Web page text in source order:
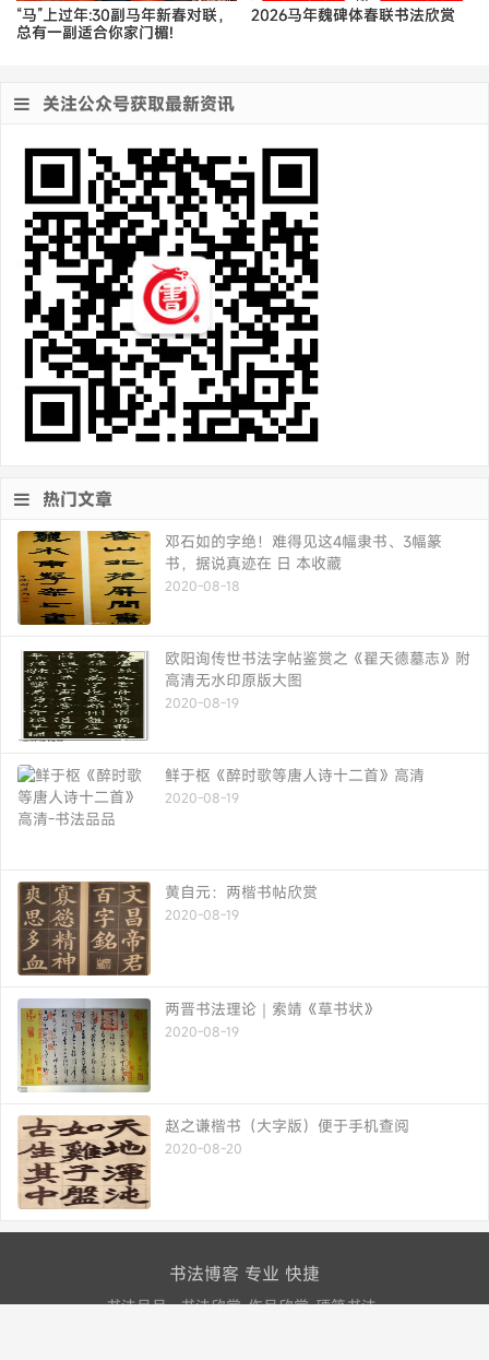
“马”上过年:30副马年新春对联，
总有一副适合你家门楣!
2026马年魏碑体春联书法欣赏
关注公众号获取最新资讯
热门文章
邓石如的字绝！难得见这4幅隶书、3幅篆
书，据说真迹在 日 本收藏
2020-08-18
欧阳询传世书法字帖鉴赏之《翟天德墓志》附
高清无水印原版大图
2020-08-19
鲜于枢《醉时歌等唐人诗十二首》高清
2020-08-19
黄自元：两楷书帖欣赏
2020-08-19
两晋书法理论｜索靖《草书状》
2020-08-19
赵之谦楷书（大字版）便于手机查阅
2020-08-20
书法博客 专业 快捷
书法品品--书法欣赏-作品欣赏-硬笔书法-